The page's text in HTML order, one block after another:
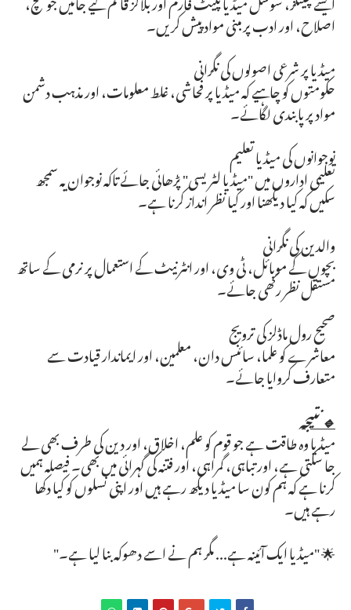
اصلاح، اور ادب پر مبنی مواد پیش کریں۔
میڈیا پر شرعی اصولوں کی نگرانی
حکومتوں کو چاہیے کہ میڈیا پر فحاشی، غلط معلومات، اور مذہب دشمن
مواد پر پابندی لگائے۔
نوجوانوں کی میڈیا تعلیم
تعلیمی اداروں میں "میڈیا لٹریسی" پڑھائی جائے تاکہ نوجوان یہ سمجھ
سکیں کہ کیا دیکھنا اور کیا نظر انداز کرنا ہے۔
والدین کی نگرانی
بچوں کے موبائل، ٹی وی، اور انٹرنیٹ کے استعمال پر نرمی کے ساتھ
مستقل نظر رکھی جائے۔
صحیح رول ماڈلز کی ترویج
معاشرے کو علما، سائنس دان، معلمین، اور ایماندار قیادت سے
متعارف کروایا جائے۔
🔹 نتیجہ
میڈیا وہ طاقت ہے جو قوم کو علم، اخلاق، اور دین کی طرف بھی لے
جا سکتی ہے، اور تباہی، گمراہی، اور فتنہ کی گہرائی میں بھی۔ فیصلہ ہمیں
کرنا ہے کہ ہم کون سا میڈیا دیکھ رہے ہیں اور اپنی نسلوں کو کیا دکھا
رہے ہیں۔
🌟 "میڈیا ایک آئینہ ہے... مگر ہم نے اسے دھوکہ بنا لیا ہے۔"